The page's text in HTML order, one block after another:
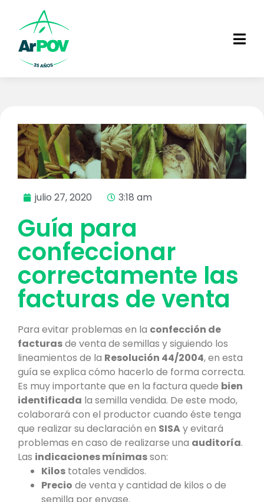
julio 27, 2020 3:18 am
Guía para
confeccionar
correctamente las
facturas de venta
Para evitar problemas en la confección de
facturasde venta de semillas y siguiendo los
lineamientos de la Resolución 44/2004, en esta
guía se explica cómo hacerlo de forma correcta.
Es muy importante que en la factura quede bien
identificada la semilla vendida. De este modo,
colaborará con el productor cuando éste tenga
que realizar su declaración en SISAy evitará
problemas en caso de realizarse una auditoría.
Las indicaciones mínimasson:
Kilos totales vendidos.
Precio de venta y cantidad de kilos o de